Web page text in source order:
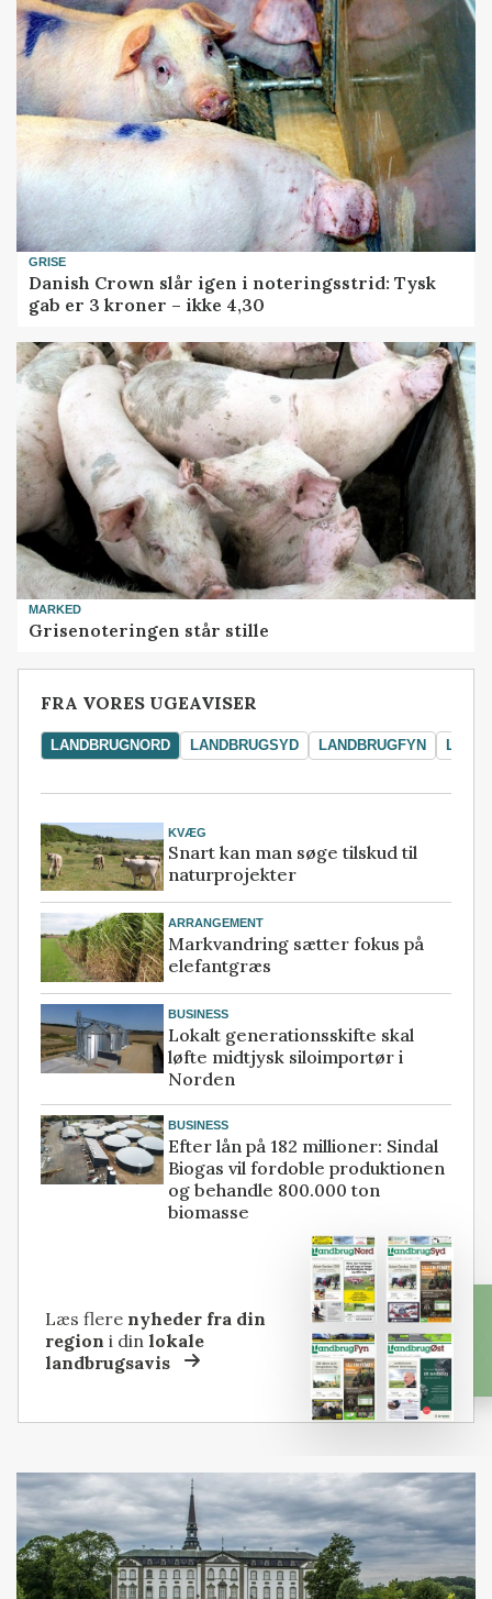
GRISE
Danish Crown slår igen i noteringsstrid: Tysk
gab er 3 kroner – ikke 4,30
MARKED
Grisenoteringen står stille
FRA VORES UGEAVISER
LANDBRUGNORD LANDBRUGSYD LANDBRUGFYN
KVÆG
Snart kan man søge tilskud til
naturprojekter
ARRANGEMENT
Markvandring sætter fokus på
elefantgræs
BUSINESS
Lokalt generationsskifte skal
løfte midtjysk siloimportør i
Norden
BUSINESS
Efter lån på 182 millioner: Sindal
Biogas vil fordoble produktionen
og behandle 800.000 ton
biomasse
Læs flere nyheder fra din
region i dinlokale
landbrugsavis